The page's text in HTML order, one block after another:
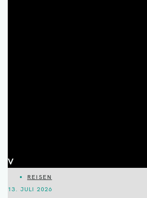
V
CATEGORIES
REISEN
13. JULI 2026